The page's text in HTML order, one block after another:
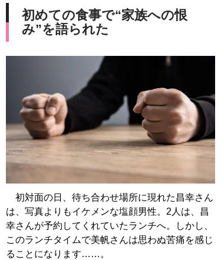
初めての食事で“家族への恨
み”を語られた
初対面の日、待ち合わせ場所に現れた昌幸さん
は、写真よりもイケメンな塩顔男性。2人は、昌
幸さんが予約してくれていたランチへ。しかし、
このランチタイムで美帆さんは思わぬ苦痛を感じ
ることになります……。